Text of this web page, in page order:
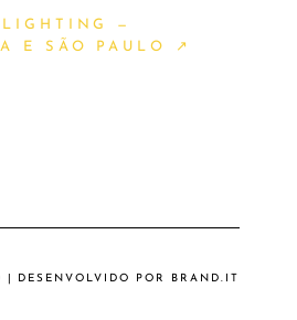
LIGHTING —
E SÃO PAULO ↗
DESENVOLVIDO POR BRAND.IT